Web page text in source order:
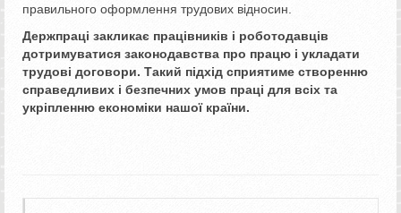
правильного оформлення трудових відносин.
Держпраці закликає працівників і роботодавців
дотримуватися законодавства про працю і укладати
трудові договори. Такий підхід сприятиме створенню
справедливих і безпечних умов праці для всіх та
укріпленню економіки нашої країни.